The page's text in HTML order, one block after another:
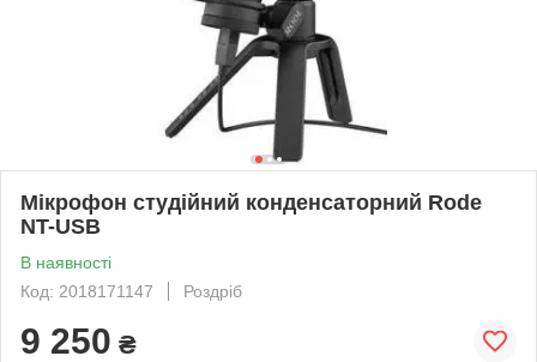
Мікрофон студійний конденсаторний Rode
NT-USB
В наявності
Код: 2018171147
Роздріб
9 250 ₴